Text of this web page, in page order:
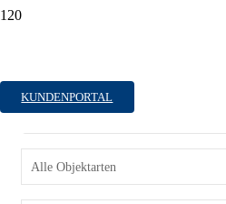
KUNDENPORTAL